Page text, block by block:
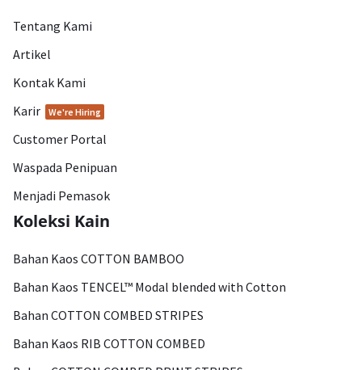
Tentang Kami
Artikel
Kontak Kami
Karir
We're Hiring
Customer Portal
Waspada Penipuan
Menjadi Pemasok
Koleksi Kain
Bahan Kaos COTTON BAMBOO
Bahan Kaos TENCEL™ Modal blended with Cotton
Bahan COTTON COMBED STRIPES
Bahan Kaos RIB COTTON COMBED